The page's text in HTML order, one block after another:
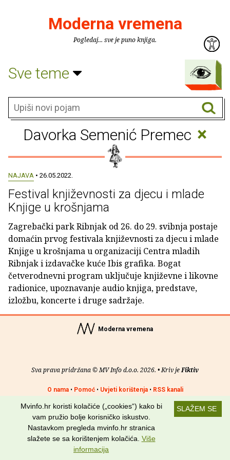
Moderna vremena
Pogledaj... sve je puno knjiga.
Sve teme
Davorka Semenić Premec ×
NAJAVA • 26.05.2022.
Festival književnosti za djecu i mlade
Knjige u krošnjama
Zagrebački park Ribnjak od 26. do 29. svibnja postaje
domaćin prvog festivala književnosti za djecu i mlade
Knjige u krošnjama u organizaciji Centra mladih
Ribnjak i izdavačke kuće Ibis grafika. Bogat
četverodnevni program uključuje književne i likovne
radionice, upoznavanje audio knjiga, predstave,
izložbu, koncerte i druge sadržaje.
Moderna vremena
Sva prava pridržana © MV Info d.o.o. 2026. • Kriv jeFiktiv
O nama• Pomoć• Uvjeti korištenja• RSS kanali
Potraži nas na: SLAŽEM SE
Mvinfo.hr koristi kolačiće („cookies“) kako bi
vam pružio bolje korisničko iskustvo.
Nastavkom pregleda mvinfo.hr stranica
slažete se sa korištenjem kolačića. Više
informacija